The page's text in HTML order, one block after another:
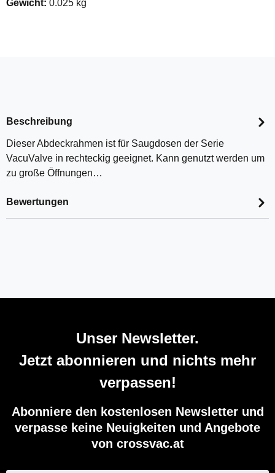
Gewicht: 0.025 kg
Beschreibung
Dieser Abdeckrahmen ist für Saugdosen der Serie
VacuValve in rechteckig geeignet. Kann genutzt werden um
zu große Öffnungen…
Bewertungen
Unser Newsletter.
Jetzt abonnieren und nichts mehr
verpassen!
Abonniere den kostenlosen Newsletter und
verpasse keine Neuigkeiten und Angebote
von crossvac.at